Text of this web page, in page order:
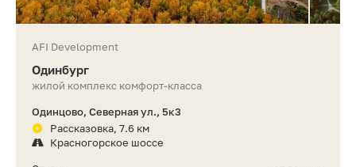
AFI Development
Одинбург
жилой комплекс комфорт-класса
Одинцово, Северная ул., 5к3
Рассказовка, 7.6 км
Красногорское шоссе